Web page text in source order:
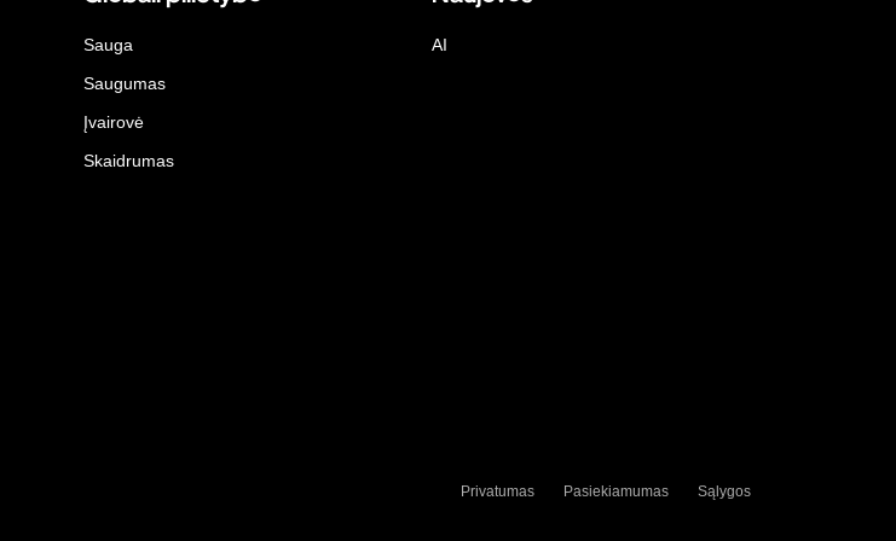
Sauga
Saugumas
Įvairovė
Skaidrumas
AI
Privatumas Pasiekiamumas Sąlygos